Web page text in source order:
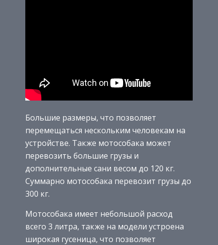
Большие размеры, что позволяет
перемещаться нескольким человекам на
устройстве. Также мотособака может
перевозить большие грузы и
дополнительные сани весом до 120 кг.
Суммарно мотособака перевозит грузы до
300 кг.
Мотособака имеет небольшой расход
всего 3 литра, также на модели устроена
широкая гусеница, что позволяет